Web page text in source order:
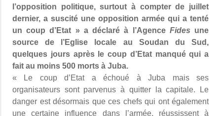
l’opposition politique, surtout à compter de juillet
dernier, a suscité une opposition armée qui a tenté
un coup d’Etat » a déclaré à l’Agence Fides une
source de l’Eglise locale au Soudan du Sud,
quelques jours après le coup d’Etat manqué qui a
fait au moins 500 morts à Juba.
« Le coup d’Etat a échoué à Juba mais ses
organisateurs sont parvenus à quitter la capitale. Le
danger est désormais que ces chefs qui ont également
une certaine influence dans l’armée, réussissent à